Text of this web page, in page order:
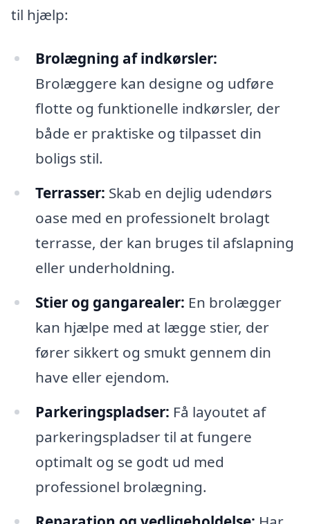
til hjælp:
Brolægning af indkørsler:
Brolæggere kan designe og udføre
flotte og funktionelle indkørsler, der
både er praktiske og tilpasset din
boligs stil.
Terrasser: Skab en dejlig udendørs
oase med en professionelt brolagt
terrasse, der kan bruges til afslapning
eller underholdning.
Stier og gangarealer: En brolægger
kan hjælpe med at lægge stier, der
fører sikkert og smukt gennem din
have eller ejendom.
Parkeringspladser: Få layoutet af
parkeringspladser til at fungere
optimalt og se godt ud med
professionel brolægning.